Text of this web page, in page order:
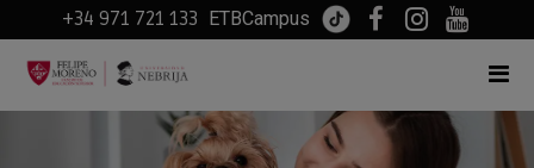
+34 971 721 133 ETBCampus